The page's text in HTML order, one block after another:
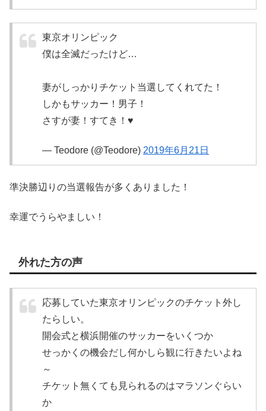
東京オリンピック
僕は全滅だったけど…
妻がしっかりチケット当選してくれてた！
しかもサッカー！男子！
さすが妻！すてき！♥️
— Teodore (@Teodore) 2019年6月21日
準決勝辺りの当選報告が多くありました！
幸運でうらやましい！
外れた方の声
応募していた東京オリンピックのチケット外し
たらしい。
開会式と横浜開催のサッカーをいくつか
せっかくの機会だし何かしら観に行きたいよね
～
チケット無くても見られるのはマラソンぐらい
か